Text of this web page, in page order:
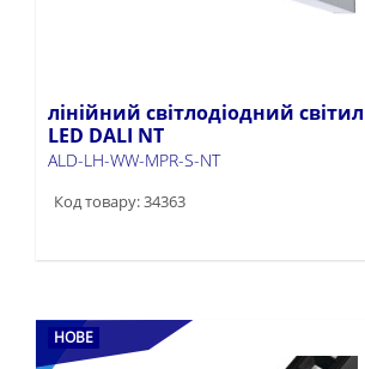
лінійний світлодіодний
LED DALI NT
ALD-LH-WW-MPR-S-NT
Код товару: 34363
НОВЕ